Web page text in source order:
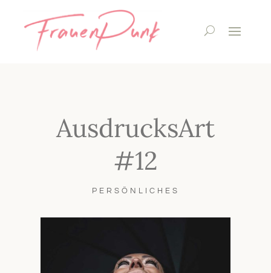
AusdrucksArt
#12
PERSÖNLICHES